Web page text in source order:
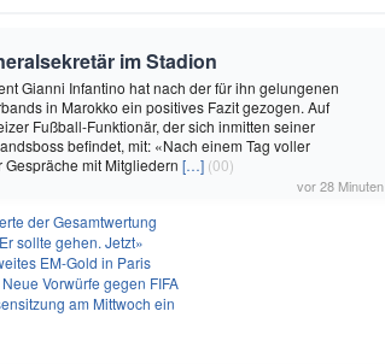
im Stadion
Gianni Infantino hat nach der für ihn gelungenen
in Marokko ein positives Fazit gezogen. Auf
Fußball-Funktionär, der sich inmitten seiner
befindet, mit: «Nach einem Tag voller
mit Mitgliedern […] (00)
vor 28 Minuten
der Gesamtwertung
sollte gehen. Jetzt»
EM-Gold in Paris
Vorwürfe gegen FIFA
am Mittwoch ein